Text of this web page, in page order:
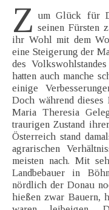
Z um Glück für
seinen Fürsten
ihr Wohl mit dem
eine Steigerung der
des
hatten auch manche
einige
Doch während
Maria Theresia
traurigen Zustand
Österreich stand
agrarischen
meisten nach. Mit
Landbebauer in
nördlich der Donau
hießen zwar Bauern,